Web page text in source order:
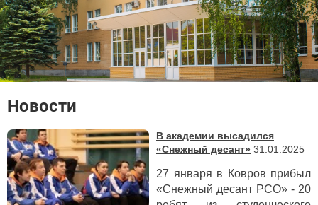
Новости
В академии высадился
«Снежный десант» 31.01.2025
27 января в Ковров прибыл
«Снежный десант РСО» - 20